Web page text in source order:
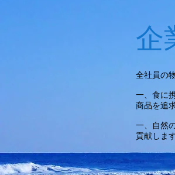
企
全社員の
一、食に
商品を追
一、自然
貢献します